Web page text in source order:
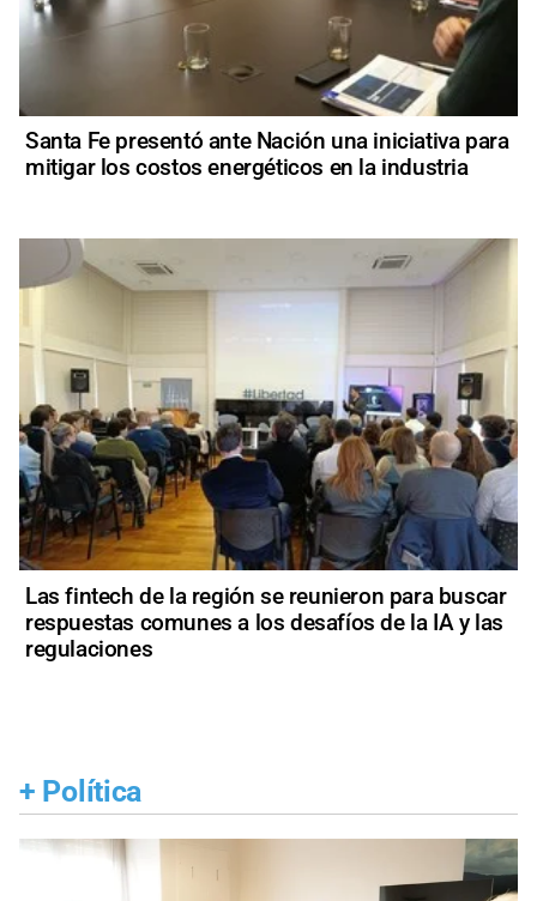
Santa Fe presentó ante Nación una iniciativa para
mitigar los costos energéticos en la industria
Las fintech de la región se reunieron para buscar
respuestas comunes a los desafíos de la IA y las
regulaciones
+ Política